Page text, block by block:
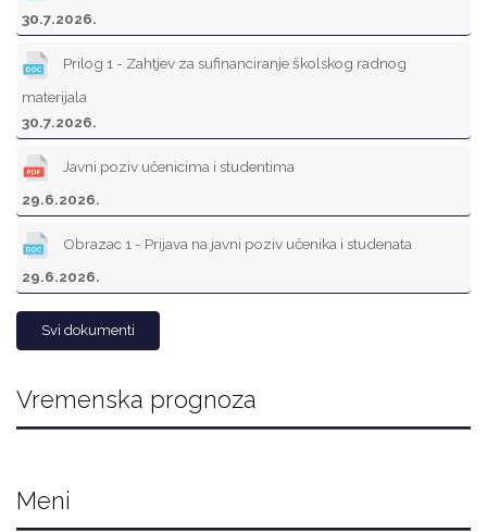
30.7.2026.
Prilog 1 - Zahtjev za sufinanciranje školskog radnog
materijala
30.7.2026.
Javni poziv učenicima i studentima
29.6.2026.
Obrazac 1 - Prijava na javni poziv učenika i studenata
29.6.2026.
Svi dokumenti
Vremenska prognoza
Meni